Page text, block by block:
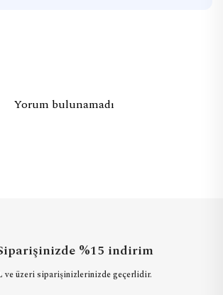
Yorum bulunamadı
%15 indirim
ve üzeri siparişinizlerinizde geçerlidir.